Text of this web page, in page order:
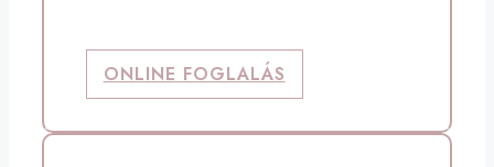
ONLINE FOGLALÁS